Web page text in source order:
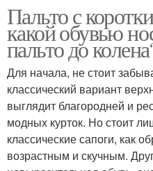
Пальто с
какой обувью
пальто до
Для начала, не стоит
классический вариант
выглядит благородней и
модных курток. Но стоит
классические сапоги, как
возрастным и скучным.